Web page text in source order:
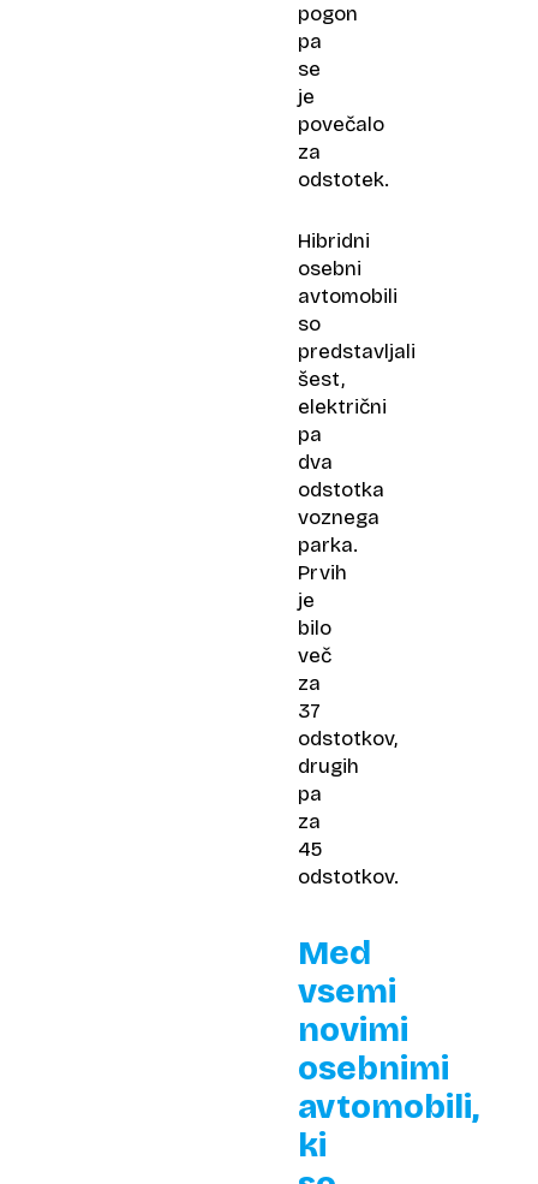
pogon
pa
se
je
povečalo
za
odstotek.
Hibridni
osebni
avtomobili
so
predstavljali
šest,
električni
pa
dva
odstotka
voznega
parka.
Prvih
je
bilo
več
za
37
odstotkov,
drugih
pa
za
45
odstotkov.
Med
vsemi
novimi
osebnimi
avtomobili,
ki